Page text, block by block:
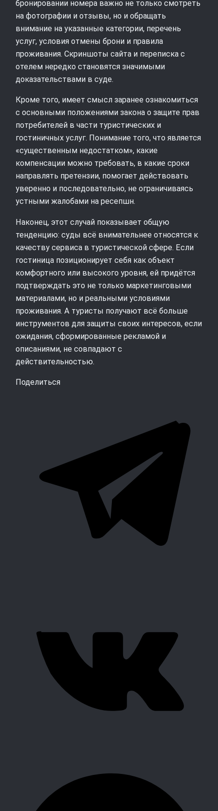
бронировании номера важно не только смотреть
на фотографии и отзывы, но и обращать
внимание на указанные категории, перечень
услуг, условия отмены брони и правила
проживания. Скриншоты сайта и переписка с
отелем нередко становятся значимыми
доказательствами в суде.
Кроме того, имеет смысл заранее ознакомиться
с основными положениями закона о защите прав
потребителей в части туристических и
гостиничных услуг. Понимание того, что является
«существенным недостатком», какие
компенсации можно требовать, в какие сроки
направлять претензии, помогает действовать
уверенно и последовательно, не ограничиваясь
устными жалобами на ресепшн.
Наконец, этот случай показывает общую
тенденцию: суды всё внимательнее относятся к
качеству сервиса в туристической сфере. Если
гостиница позиционирует себя как объект
комфортного или высокого уровня, ей придётся
подтверждать это не только маркетинговыми
материалами, но и реальными условиями
проживания. А туристы получают всё больше
инструментов для защиты своих интересов, если
ожидания, сформированные рекламой и
описаниями, не совпадают с
действительностью.
Поделиться